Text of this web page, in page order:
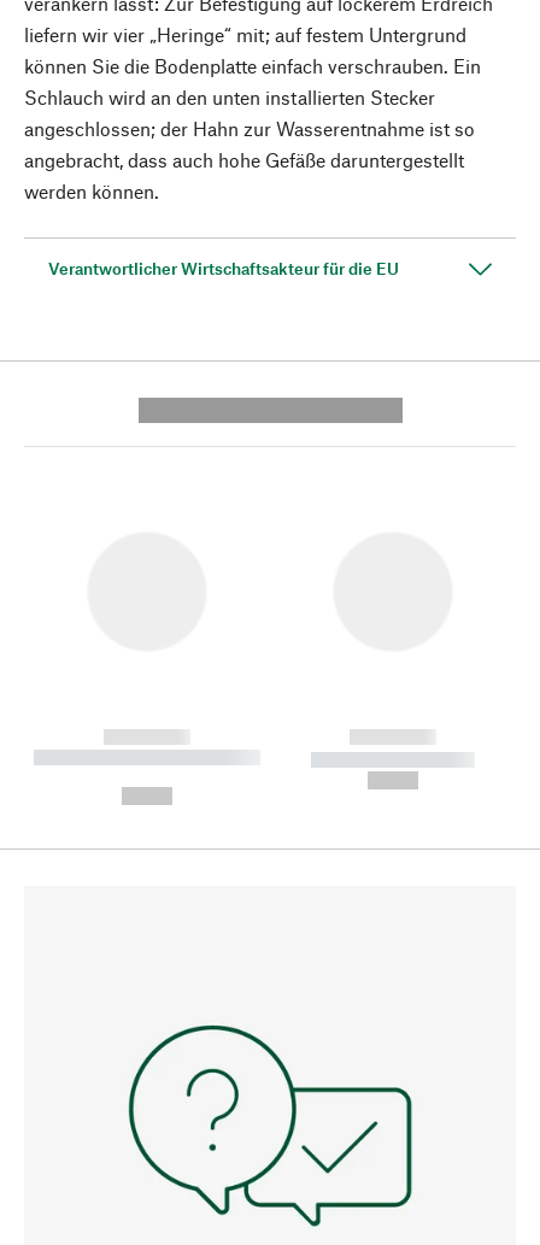
liefern wir vier „Heringe“ mit; auf festem Untergrund
können Sie die Bodenplatte einfach verschrauben. Ein
Schlauch wird an den unten installierten Stecker
angeschlossen; der Hahn zur Wasserentnahme ist so
angebracht, dass auch hohe Gefäße daruntergestellt
werden können.
Verantwortlicher Wirtschaftsakteur für die EU
------------
----------- ----------- --------
------------
----------- -----------